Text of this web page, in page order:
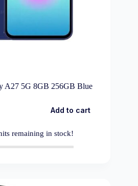
A27 5G 8GB 256GB Blue
Add to cart
remaining in stock!